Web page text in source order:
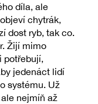
díla, ale
chytrák,
dost ryb, tak co.
Žijí mimo
potřebují,
jedenáct lidí
systému. Už
nejmíň až